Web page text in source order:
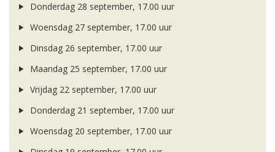
Donderdag 28 september, 17.00 uur
Woensdag 27 september, 17.00 uur
Dinsdag 26 september, 17.00 uur
Maandag 25 september, 17.00 uur
Vrijdag 22 september, 17.00 uur
Donderdag 21 september, 17.00 uur
Woensdag 20 september, 17.00 uur